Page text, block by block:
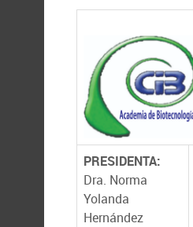
PRESIDENTA:
Dra. Norma
Yolanda
Hernández